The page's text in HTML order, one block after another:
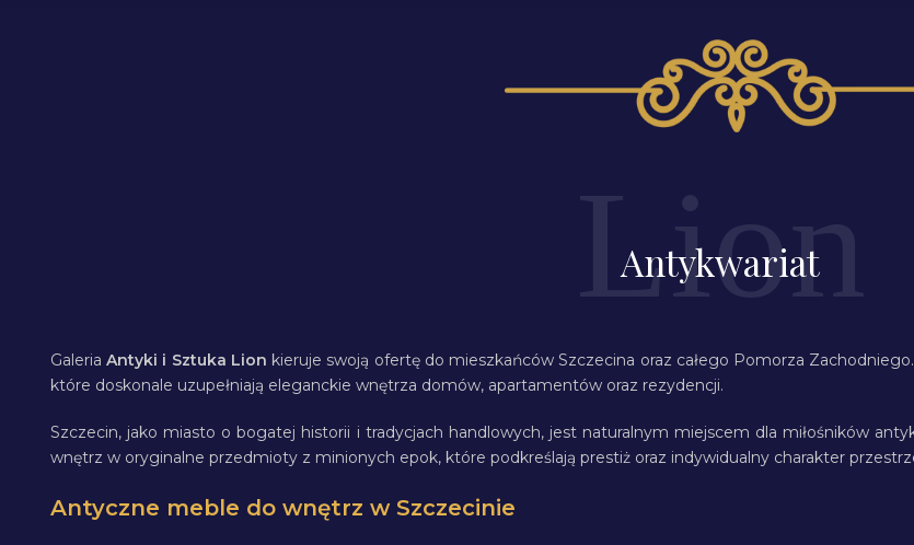
Antykwariat
GaleriaAntyki i Sztuka Lion kieruje swoją ofertę do mieszkańców Szczecina oraz całego Pomorza
które doskonale uzupełniają eleganckie wnętrza domów, apartamentów oraz rezydencji.
Szczecin, jako miasto o bogatej historii i tradycjach handlowych, jest naturalnym miejscem dla miłośników
wnętrz w oryginalne przedmioty z minionych epok, które podkreślają prestiż oraz indywidualny charakter
Antyczne meble do wnętrz w Szczecinie